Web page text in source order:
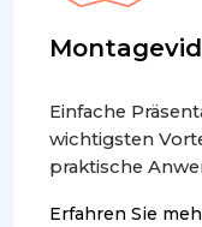
Einfache
wichtigsten
praktische
Erfahren Sie